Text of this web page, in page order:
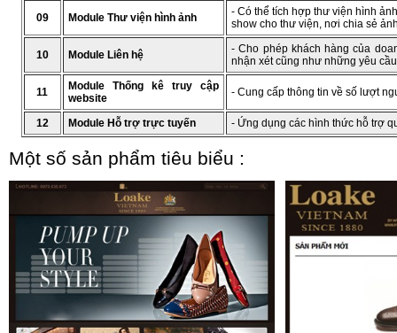
09 Module Thư viện hình ảnh
- Có thể tích hợp thư viện hình
show cho thư viện, nơi chia sẻ
10 Module Liên hệ
- Cho phép khách hàng của
nhận xét cũng như những yêu
11
Module Thống kê truy cập
website
- Cung cấp thông tin về số lượt
12 Module Hỗ trợ trực tuyến - Ứng dụng các hình thức hỗ trợ
Một số sản phẩm tiêu biểu :